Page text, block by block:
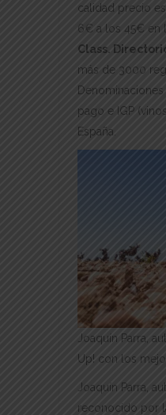
calidad precio
6€ a los 45€ en
Class.
más de 3000
pago e IGP
España.
Joaquín Parra,
Up! con los
Joaquín Parra,
reconocido por